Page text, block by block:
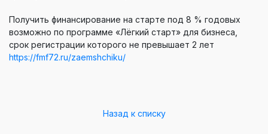
Получить финансирование на старте под 8 % годовых
возможно по программе «Лёгкий старт» для бизнеса,
срок регистрации которого не превышает 2 лет
https://fmf72.ru/zaemshchiku/
Назад к списку